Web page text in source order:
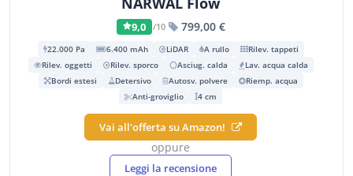
9,0 /10 799,00 €
22.000 Pa 6.400 mAh LiDAR A rullo
Rilev. tappeti
Rilev. oggetti
Rilev. sporco Asciug. calda
Lav. acqua calda
Bordi estesi
Detersivo Autosv. polvere
Riemp. acqua
Anti-groviglio
4 cm
Vai all'offerta su Amazon!
oppure
Leggi la recensione